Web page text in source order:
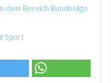
dem Bereich Bundesliga
Sport